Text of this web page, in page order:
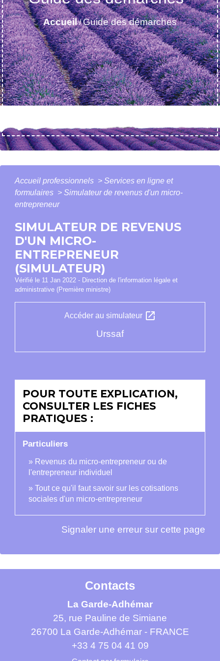
Accueil/Guide des démarches
Accueil professionnels > Services en ligne et
formulaires > Simulateur de revenus d'un micro-
entrepreneur
SIMULATEUR DE REVENUS
D'UN MICRO-
ENTREPRENEUR
(SIMULATEUR)
Vérifié le 11 Jan 2022 - Direction de l'information légale et
administrative (Première ministre)
Accéder au simulateur open_in_new
Urssaf
POUR TOUTE EXPLICATION,
CONSULTER LES FICHES
PRATIQUES :
Particuliers
Revenus du micro-entrepreneur ou de
l'entrepreneur individuel
Tout ce qu'il faut savoir sur les cotisations
sociales d'un micro-entrepreneur
Signaler une erreur sur cette page
Contacts
La Garde-Adhémar
25, rue Pauline de Simiane
26700 La Garde-Adhémar - FRANCE
+33 4 75 04 41 09